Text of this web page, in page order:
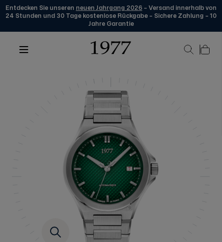
Entdecken Sie unseren neuen Jahrgang 2026 – Versand innerhalb von
24 Stunden und 30 Tage kostenlose Rückgabe – Sichere Zahlung – 10
Jahre Garantie